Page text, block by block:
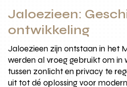
Jaloezieen:
ontwikkeling
Jaloezieen zijn ontstaan in het
werden al vroeg gebruikt om in
tussen zonlicht en privacy te
uit tot dé oplossing voor